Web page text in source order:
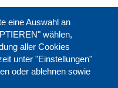
eine Auswahl an
wählen,
aller Cookies
unter "Einstellungen"
oder ablehnen sowie